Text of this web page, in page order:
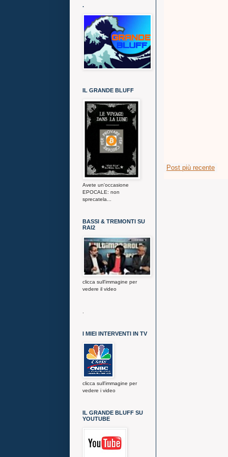
Post più recente
.
IL GRANDE BLUFF
Avete un'occasione
EPOCALE: non
sprecatela...
BASSI & TREMONTI SU
RAI2
clicca sull'immagine per
vedere il video
I MIEI INTERVENTI IN TV
clicca sull'immagine per
vedere i video
IL GRANDE BLUFF SU
YOUTUBE